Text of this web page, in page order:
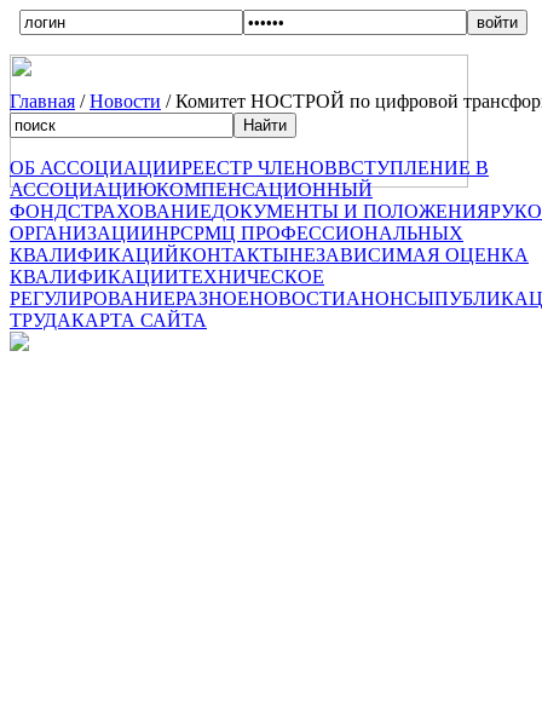
Главная /Новости / Комитет НОСТРОЙ по цифровой
ОБ АССОЦИАЦИИРЕЕСТР ЧЛЕНОВВСТУПЛЕНИЕ В
АССОЦИАЦИЮКОМПЕНСАЦИОННЫЙ
ФОНДСТРАХОВАНИЕДОКУМЕНТЫ И ПОЛОЖЕНИЯ
ОРГАНИЗАЦИИНРСРМЦ ПРОФЕССИОНАЛЬНЫХ
КВАЛИФИКАЦИЙКОНТАКТЫНЕЗАВИСИМАЯ ОЦЕНКА
КВАЛИФИКАЦИИТЕХНИЧЕСКОЕ
РЕГУЛИРОВАНИЕРАЗНОЕНОВОСТИАНОНСЫ
ТРУДАКАРТА САЙТА